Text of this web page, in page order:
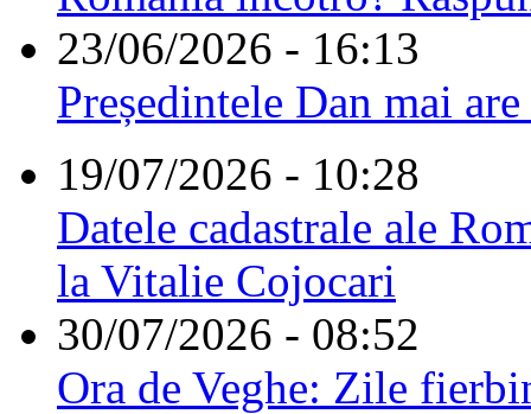
23/06/2026 - 16:13
Președintele Dan mai
19/07/2026 - 10:28
Datele cadastrale ale
la Vitalie Cojocari
30/07/2026 - 08:52
Ora de Veghe: Zile